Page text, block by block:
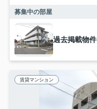
募集中の部屋
過去掲載物件
賃貸マンション